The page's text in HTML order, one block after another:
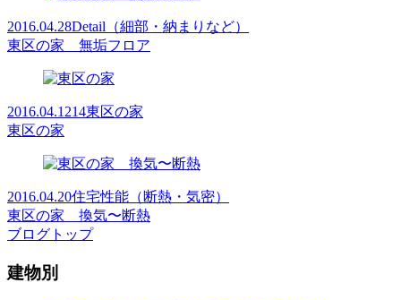
2016.04.28Detail（細部・納まりなど）
東区の家 無垢フロア
2016.04.1214東区の家
東区の家
2016.04.20住宅性能（断熱・気密）
東区の家 換気〜断熱
ブログトップ
建物別